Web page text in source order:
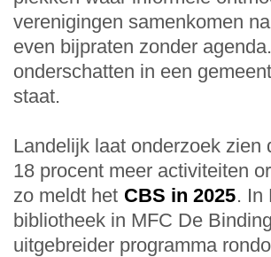
verenigingen samenkomen
even bijpraten zonder
onderschatten in een
staat.
Landelijk laat onderzoek
18 procent meer activiteiten
zo meldt het CBS in 2025. In
bibliotheek in MFC De
uitgebreider programma